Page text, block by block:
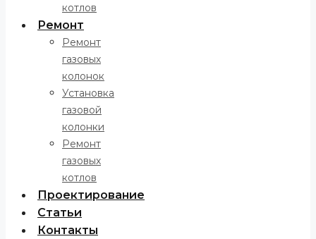
котлов
Ремонт
Ремонт
газовых
колонок
Установка
газовой
колонки
Ремонт
газовых
котлов
Проектирование
Статьи
Контакты